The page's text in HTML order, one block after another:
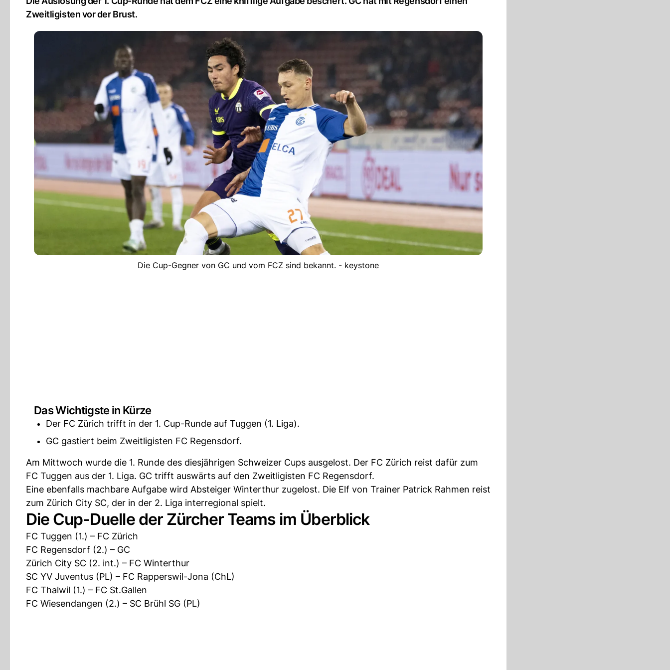
Zweitligisten vor der Brust.
Die Cup-Gegner von GC und vom FCZ sind bekannt. - keystone
Das Wichtigste in Kürze
Der FC Zürich trifft in der 1. Cup-Runde auf Tuggen (1. Liga).
GC gastiert beim Zweitligisten FC Regensdorf.
Am Mittwoch wurde die 1. Runde des diesjährigen Schweizer Cups ausgelost. Der FC Zürich reist dafür zum
FC Tuggen aus der 1. Liga. GC trifft auswärts auf den Zweitligisten FC Regensdorf.
Eine ebenfalls machbare Aufgabe wird Absteiger Winterthur zugelost. Die Elf von Trainer Patrick Rahmen reist
zum Zürich City SC, der in der 2. Liga interregional spielt.
Die Cup-Duelle der Zürcher Teams im Überblick
FC Tuggen (1.) – FC Zürich
FC Regensdorf (2.) – GC
Zürich City SC (2. int.) – FC Winterthur
SC YV Juventus (PL) – FC Rapperswil-Jona (ChL)
FC Thalwil (1.) – FC St.Gallen
FC Wiesendangen (2.) – SC Brühl SG (PL)